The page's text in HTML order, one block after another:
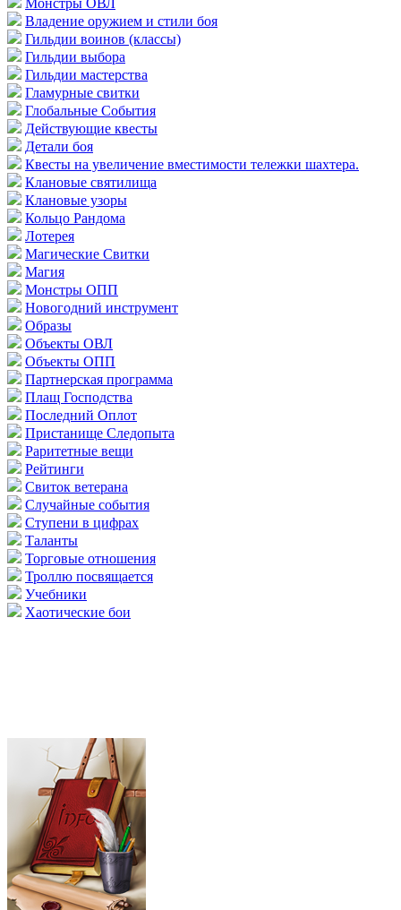
Владение оружием и стили боя
Гильдии воинов (классы)
Гильдии выбора
Гильдии мастерства
Гламурные свитки
Глобальные События
Действующие квесты
Детали боя
Квесты на увеличение вместимости тележки шахтера.
Клановые святилища
Клановые узоры
Кольцо Рандома
Лотерея
Магические Свитки
Магия
Монстры ОПП
Новогодний инструмент
Образы
Объекты ОВЛ
Объекты ОПП
Партнерская программа
Плащ Господства
Последний Оплот
Пристанище Следопыта
Раритетные вещи
Рейтинги
Свиток ветерана
Случайные события
Ступени в цифрах
Таланты
Торговые отношения
Троллю посвящается
Учебники
Хаотические бои